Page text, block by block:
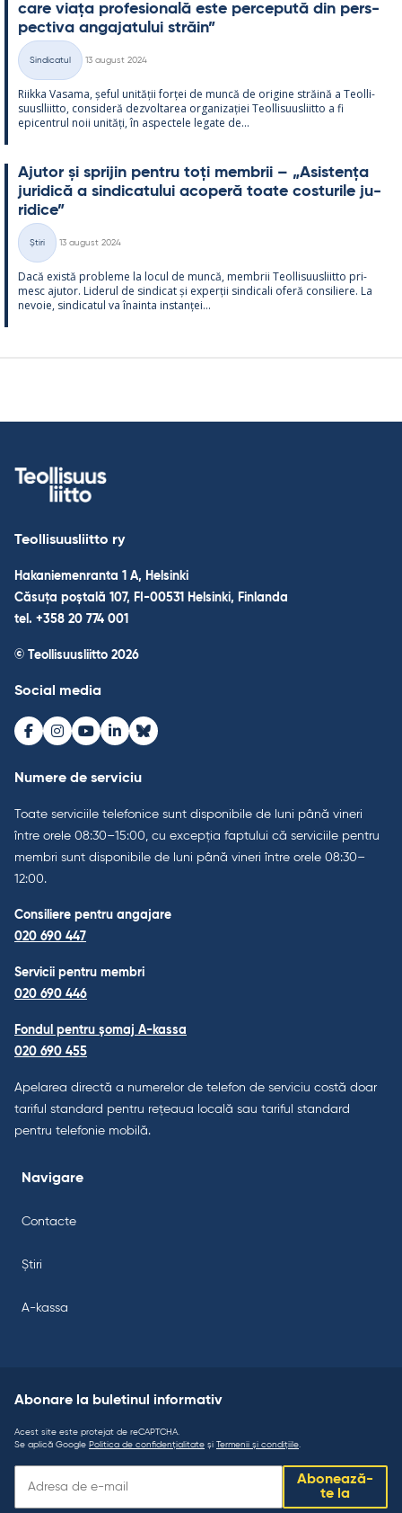
care viața pro­fe­sio­nală este perce­pută din pers­
pec­tiva an­ga­ja­tu­lui străin”
Categorii
Sindicatul
13 august 2024
Riikka Va­sama, șe­ful unității forței de muncă de ori­gine străină a Teol­li­
suusl­liitto, con­si­deră dez­vol­ta­rea or­ga­nizației Teol­li­suus­liitto a fi
epicent­rul noii unități, în as­pec­tele le­gate de...
Aju­tor și spri­jin pentru toți mem­brii – „Asis­tența
ju­ri­dică a sin­dica­tu­lui aco­peră toate cos­tu­rile ju­
ri­dice”
Categorii
Știri
13 august 2024
Dacă există probleme la locul de muncă, mem­brii Teol­li­suus­liitto pri­
mesc aju­tor. Li­de­rul de sin­dicat și ex­perții sin­dicali oferă con­si­liere. La
ne­voie, sin­dica­tul va înainta ins­tanței...
Teollisuusliitto ry
Hakaniemenranta 1 A, Helsinki
Căsuța poștală 107, FI-00531 Helsinki, Finlanda
tel. +358 20 774 001
© Teollisuusliitto 2026
Social media
Facebook
Instagram
Youtube
LinkedInBluesky
Numere de serviciu
Toate serviciile telefonice sunt disponibile de luni până vineri
între orele 08:30–15:00, cu excepția faptului că serviciile pentru
membri sunt disponibile de luni până vineri între orele 08:30–
12:00.
Consiliere pentru angajare
020 690 447
Servicii pentru membri
020 690 446
Fondul pentru șomaj A-kassa
020 690 455
Apelarea directă a numerelor de telefon de serviciu costă doar
tariful standard pentru rețeaua locală sau tariful standard
pentru telefonie mobilă.
Navigare
Contacte
Știri
A-kassa
Abonare la buletinul informativ
Acest site este protejat de reCAPTCHA.
Se aplică Google Politica de confidențialitate și Termenii și condițiile.
Abonează-
te la